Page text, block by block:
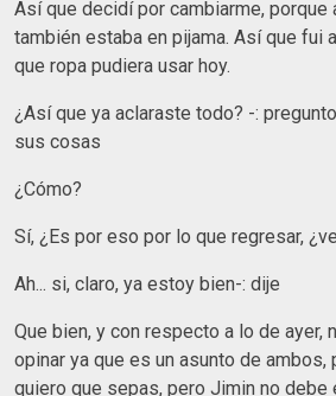
Así que decidí por cambiarme, porque
también estaba en pijama. Así que fui
que ropa pudiera usar hoy.
¿Así que ya aclaraste todo? -:
sus cosas
¿Cómo?
Sí, ¿Es por eso por lo que regresar,
Ah... si, claro, ya estoy bien-: dije
Que bien, y con respecto a lo de ayer,
opinar ya que es un asunto de ambos,
quiero que sepas, pero Jimin no debe